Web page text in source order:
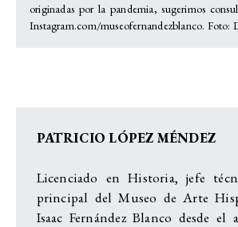
originadas por la pandemia, sugerimos
Instagram.com/museofernandezblanco. Foto:
PATRICIO LÓPEZ MÉNDEZ
Licenciado en Historia, jefe
principal del Museo de Arte
Isaac Fernández Blanco desde el